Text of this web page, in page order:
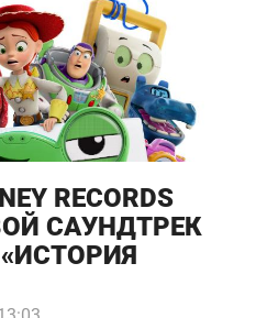
RECORDS
САУНДТРЕК